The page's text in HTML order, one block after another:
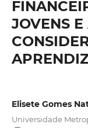
JOVENS E
Elisete Gomes
Universidade